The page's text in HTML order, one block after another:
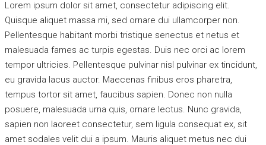
Lorem ipsum dolor sit amet, consectetur adipiscing elit.
Quisque aliquet massa mi, sed ornare dui ullamcorper non.
Pellentesque habitant morbi tristique senectus et netus et
malesuada fames ac turpis egestas. Duis nec orci ac lorem
tempor ultricies. Pellentesque pulvinar nisl pulvinar ex tincidunt,
eu gravida lacus auctor. Maecenas finibus eros pharetra,
tempus tortor sit amet, faucibus sapien. Donec non nulla
posuere, malesuada urna quis, ornare lectus. Nunc gravida,
sapien non laoreet consectetur, sem ligula consequat ex, sit
amet sodales velit dui a ipsum. Mauris aliquet metus nec dui